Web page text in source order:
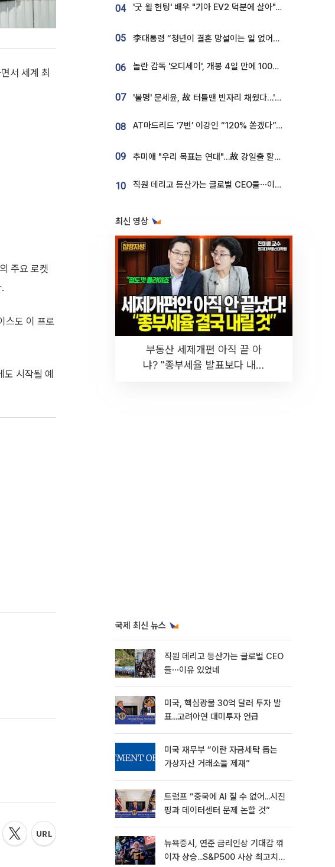
서 세계 최
주요 로켓
스도 이 프로
시작될 예
04 '굿 윌 헌팅' 배우 "기아 EV2 덕분에 살아"…교통사고 후 안전성 극찬
05 李대통령 “청년이 결혼 망설이는 일 없어야...제도상 불이익 조사”
06 놀란 감독 '오디세이', 개봉 4일 만에 100만 돌파⋯'왕사남' 보다 빠르다
07 '불명' 문세윤, 故 터틀맨 빈자리 채웠다…'거북이' 눈물의 최종 우승
08 AT마드리드 ‘7번’ 이강인 “120% 쏟겠다”⋯시메오네 감독 “필요한 선수”
09 추미애 "우리 목표는 연대"…故 강일출 할머니 흉상 제막
10 직원 데리고 등산가는 글로벌 CEO들⋯이유 있었네
최신 영상
부동산 세제개편 아직 끝 아
냐? "종부세율 발표보다 내릴
국제 최신 뉴스
직원 데리고 등산가는 글로벌 CEO
들⋯이유 있었네
미국, 핵심광물 30억 달러 투자 발
표...고려아연 대미투자 언급
미국 재무부 “이란 자금세탁 돕는
가상자산 거래소들 제재”
트럼프 “중국에 AI 질 수 없어...시진
핑과 데이터센터 문제 논할 것”
뉴욕증시, 연준 금리인상 기대감 꺾
이자 상승...S&P500 사상 최고치